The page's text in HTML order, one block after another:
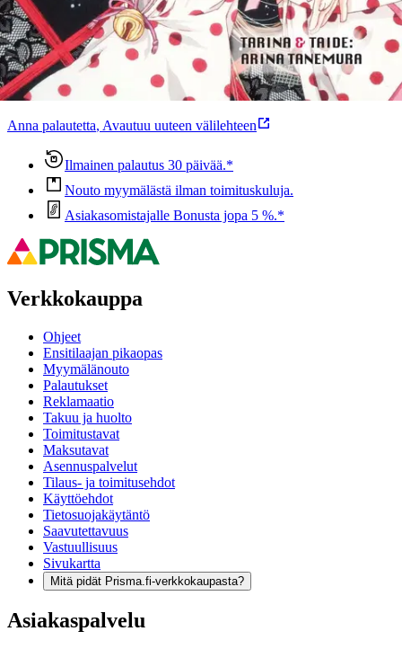
Oletko tyytyväinen tuotetietoihin?
Ovatko tuotetiedot riittävät? Jos tuotetiedoissa on puutteita tai niitä
voisi muuten parantaa, anna palautetta.
Anna palautetta, Avautuu uuteen välilehteen
Ilmainen palautus 30 päivää.*
Nouto myymälästä ilman toimituskuluja.
Asiakasomistajalle Bonusta jopa 5 %.*
Verkkokauppa
Ohjeet
Ensitilaajan pikaopas
Myymälänouto
Palautukset
Reklamaatio
Takuu ja huolto
Toimitustavat
Maksutavat
Asennuspalvelut
Tilaus- ja toimitusehdot
Käyttöehdot
Tietosuojakäytäntö
Saavutettavuus
Vastuullisuus
Sivukartta
Mitä pidät Prisma.fi-verkkokaupasta?
Asiakaspalvelu